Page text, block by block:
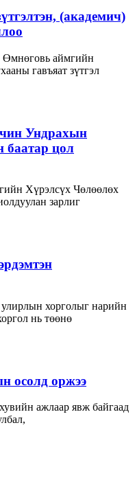
(академич)
аймгийн
гавъяат зүтгэл
Ундрахын
цол
Хүрэлсүх Чөлөөлөх
зарлиг
хорголыг нарийн
нь төөнө
осолд оржээ
ажлаар явж байгаад